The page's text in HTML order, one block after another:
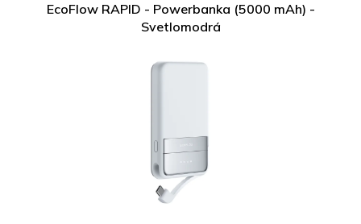
EcoFlow RAPID - Powerbanka (5000 mAh) -
Svetlomodrá